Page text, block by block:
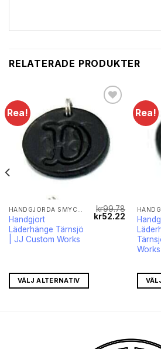
RELATERADE PRODUKTER
Rea!
Handgjort
Läderhänge Tärnsjö
| JJ Custom Works
kr99.78
Det
ursprungliga
kr52.22 Det
priset
kr52.22.
VÄLJ ALTERNATIV
Rea!
Works